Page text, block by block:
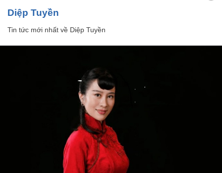
Diệp Tuyền
Tin tức mới nhất về Diệp Tuyền